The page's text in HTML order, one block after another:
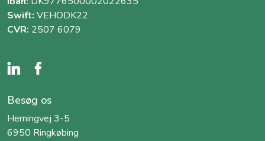
Swift: VEHODK22
CVR: 2507 6079
Besøg os
Herningvej 3-5
6950 Ringkøbing